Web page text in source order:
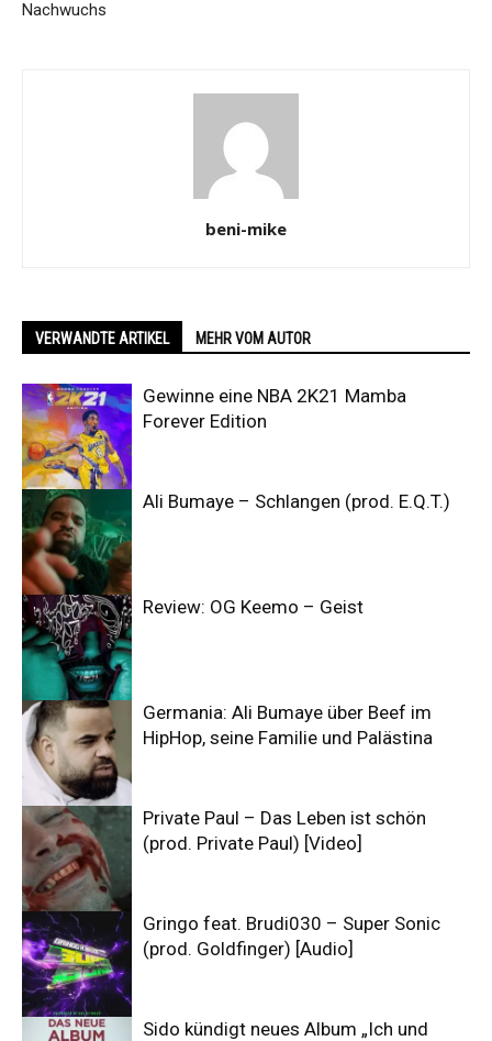
Nachwuchs
beni-mike
VERWANDTE ARTIKEL MEHR VOM AUTOR
Gewinne eine NBA 2K21 Mamba
Forever Edition
Ali Bumaye – Schlangen (prod. E.Q.T.)
Review: OG Keemo – Geist
Germania: Ali Bumaye über Beef im
HipHop, seine Familie und Palästina
Private Paul – Das Leben ist schön
(prod. Private Paul) [Video]
Gringo feat. Brudi030 – Super Sonic
(prod. Goldfinger) [Audio]
Sido kündigt neues Album „Ich und